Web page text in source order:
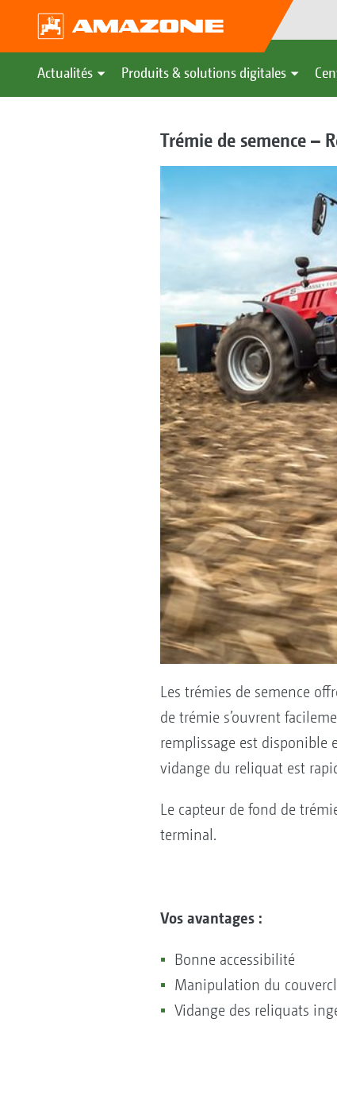
Actualités Produits & solutions digitales
Trémie de semence –
Les trémies de semence
de trémie s’ouvrent
remplissage est disponible
vidange du reliquat est
Le capteur de fond de
terminal.
Vos avantages :
Bonne accessibilité
Manipulation du
Vidange des reliquats